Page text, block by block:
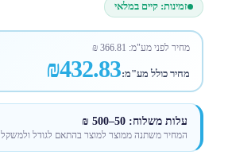
זמינות: קיים במלאי
מחיר לפני מע"מ: 366.81
₪
מחיר כולל מע"מ:₪432.83
עלות משלוח: 50–500 ₪
המחיר משתנה ממוצר למוצר בהתאם לגודל ולמשקל